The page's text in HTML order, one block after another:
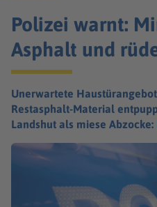
Polizei warnt:
Asphalt und
Unerwartete
Restasphalt-Material
Landshut als miese